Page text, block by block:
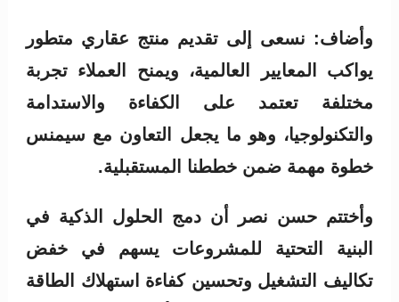
وأضاف: نسعى إلى تقديم منتج عقاري متطور
يواكب المعايير العالمية، ويمنح العملاء تجربة
مختلفة تعتمد على الكفاءة والاستدامة
والتكنولوجيا، وهو ما يجعل التعاون مع سيمنس
خطوة مهمة ضمن خططنا المستقبلية.
وأختتم حسن نصر أن دمج الحلول الذكية في
البنية التحتية للمشروعات يسهم في خفض
تكاليف التشغيل وتحسين كفاءة استهلاك الطاقة